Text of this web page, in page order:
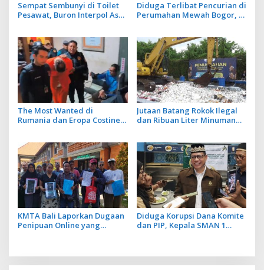
Sempat Sembunyi di Toilet
Pesawat, Buron Interpol Asal
Diduga Terlibat Pencurian di
Perumahan Mewah Bogor, 3
The Most Wanted di
Rumania dan Eropa Costinel-
Negaranya
Jutaan Batang Rokok Ilegal
dan Ribuan Liter Minuman
KMTA Bali Laporkan Dugaan
Penipuan Online yang
Diduga Korupsi Dana Komite
dan PIP, Kepala SMAN 1